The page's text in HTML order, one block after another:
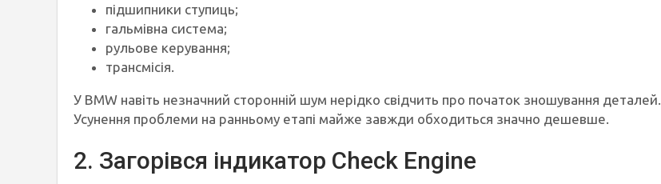
підшипники ступиць;
гальмівна система;
рульове керування;
трансмісія.
У BMW навіть незначний сторонній шум нерідко свідчить про початок зношування деталей.
Усунення проблеми на ранньому етапі майже завжди обходиться значно дешевше.
2. Загорівся індикатор Check Engine